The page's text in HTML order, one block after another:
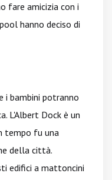
fare amicizia con i
hanno deciso di
i bambini potranno
L'Albert Dock è un
tempo fu una
della città.
edifici a mattoncini